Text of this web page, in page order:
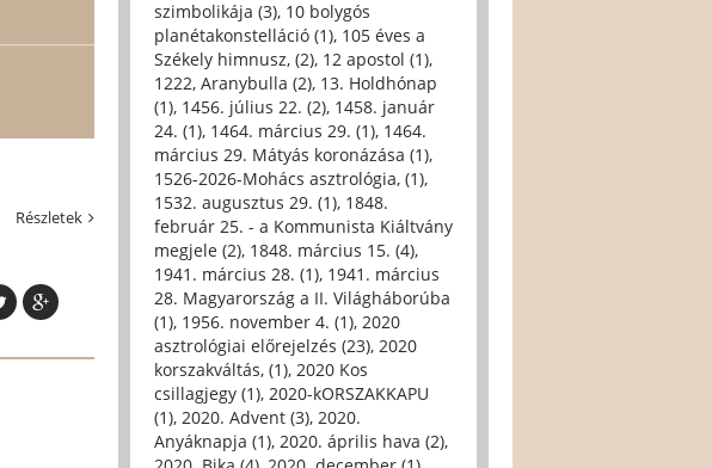
Részletek
szimbolikája (3), 10 bolygós
planétakonstelláció (1), 105 éves a
Székely himnusz, (2), 12 apostol (1),
1222, Aranybulla (2), 13. Holdhónap
(1), 1456. július 22. (2), 1458. január
24. (1), 1464. március 29. (1), 1464.
március 29. Mátyás koronázása (1),
1526-2026-Mohács asztrológia, (1),
1532. augusztus 29. (1), 1848.
február 25. - a Kommunista Kiáltvány
megjele (2), 1848. március 15. (4),
1941. március 28. (1), 1941. március
28. Magyarország a II. Világháborúba
(1), 1956. november 4. (1), 2020
asztrológiai előrejelzés (23), 2020
korszakváltás, (1), 2020 Kos
csillagjegy (1), 2020-kORSZAKKAPU
(1), 2020. Advent (3), 2020.
Anyáknapja (1), 2020. április hava (2),